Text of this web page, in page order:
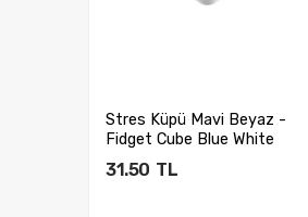
Stres Küpü Mavi Beyaz -
Fidget Cube Blue White
31.50 TL